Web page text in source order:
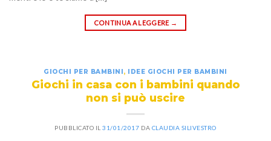
CONTINUA A LEGGERE →
GIOCHI PER BAMBINI, IDEE GIOCHI PER BAMBINI
Giochi in casa con i bambini quando
non si può uscire
PUBBLICATO IL31/01/2017 DA CLAUDIA SILIVESTRO